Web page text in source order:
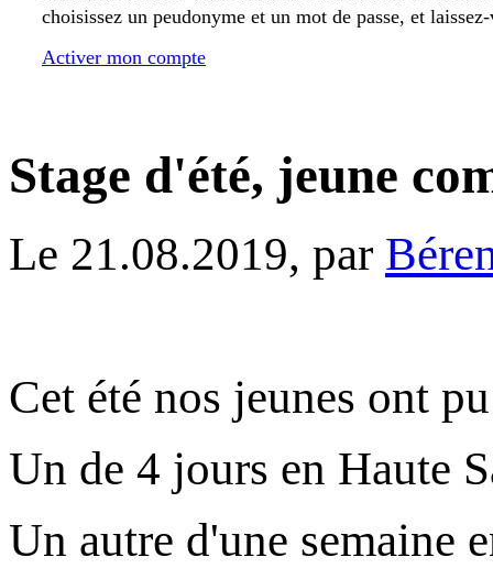
choisissez un peudonyme et un mot de passe, et
Activer mon compte
Stage d'été, jeune
Le 21.08.2019, par
Cet été nos jeunes ont
Un de 4 jours en Haute
Un autre d'une semaine